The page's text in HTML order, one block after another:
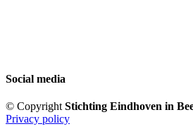
Social media
© Copyright Stichting Eindhoven in
Privacy policy